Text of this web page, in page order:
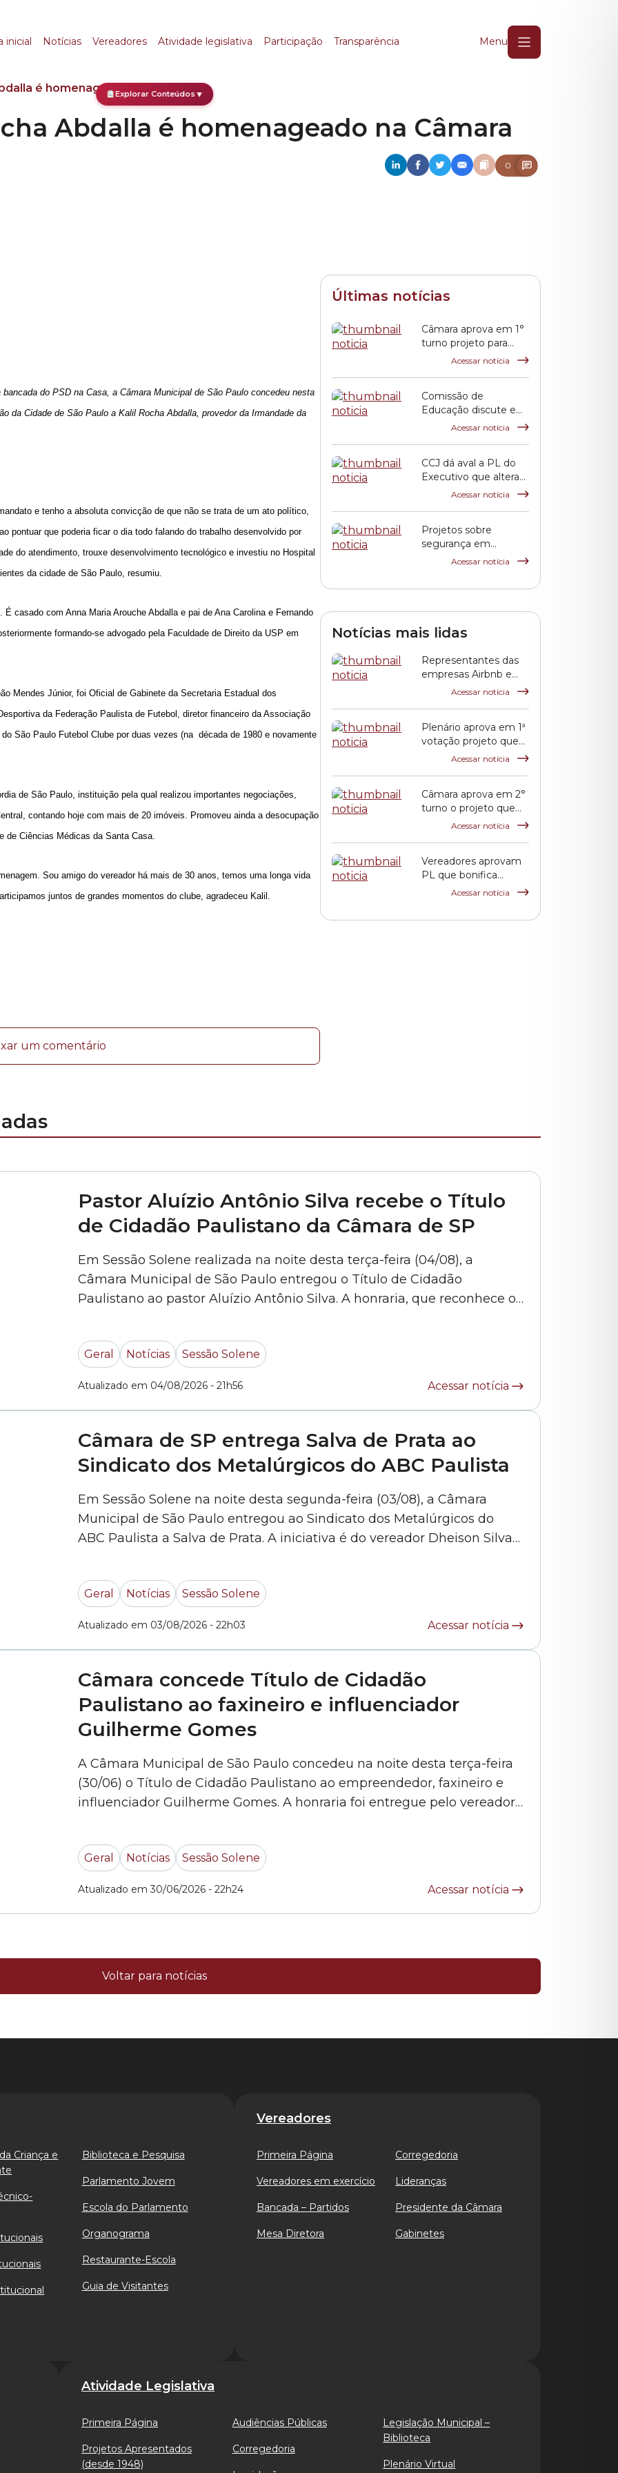
Explorar Conteúdos▼
inicial Notícias Vereadores Atividade legislativa Participação Transparência Menu
é homenageado na Câmara
Abdalla é homenageado na Câmara
0
do PSD na Casa, a Câmara Municipal de São Paulo concedeu nesta
da Cidade de São Paulo a Kalil Rocha Abdalla, provedor da Irmandade da
e tenho a absoluta convicção de que não se trata de um ato político,
pontuar que poderia ficar o dia todo falando do trabalho desenvolvido por
do atendimento, trouxe desenvolvimento tecnológico e investiu no Hospital
da cidade de São Paulo, resumiu.
casado com Anna Maria Arouche Abdalla e pai de Ana Carolina e Fernando
formando-se advogado pela Faculdade de Direito da USP em
Mendes Júnior, foi Oficial de Gabinete da Secretaria Estadual dos
da Federação Paulista de Futebol, diretor financeiro da Associação
São Paulo Futebol Clube por duas vezes (na década de 1980 e novamente
de São Paulo, instituição pela qual realizou importantes negociações,
contando hoje com mais de 20 imóveis. Promoveu ainda a desocupação
de Ciências Médicas da Santa Casa.
Sou amigo do vereador há mais de 30 anos, temos uma longa vida
juntos de grandes momentos do clube, agradeceu Kalil.
um comentário
Últimas notícias
Câmara aprova em 1°
turno projeto para
incentivar pagamento
Acessar notícia
Comissão de
Educação discute em
audiência prestação
Acessar notícia
CCJ dá aval a PL do
Executivo que altera
índice de reajuste para
Acessar notícia
Projetos sobre
segurança em
eventos públicos e
na Comissão de
Finanças
Acessar notícia
Notícias mais lidas
Representantes das
empresas Airbnb e
QuintoAndar prestam
Acessar notícia
Plenário aprova em 1ª
votação projeto que
propõe reajuste
Acessar notícia
Câmara aprova em 2°
turno o projeto que
reajusta o salário dos
Acessar notícia
Vereadores aprovam
PL que bonifica
funcionários das
Acessar notícia
Pastor Aluízio Antônio Silva recebe o Título
de Cidadão Paulistano da Câmara de SP
Em Sessão Solene realizada na noite desta terça-feira (04/08), a
Câmara Municipal de São Paulo entregou o Título de Cidadão
Paulistano ao pastor Aluízio Antônio Silva. A honraria, que reconhece os
municípios, foi proposta pelo vereador Carlos Bezerra Jr. (PSD). “Ele tem
uma história de... »
Geral Notícias Sessão Solene
Atualizado em 04/08/2026 - 21h56 Acessar notícia
Câmara de SP entrega Salva de Prata ao
Sindicato dos Metalúrgicos do ABC Paulista
Em Sessão Solene na noite desta segunda-feira (03/08), a Câmara
Municipal de São Paulo entregou ao Sindicato dos Metalúrgicos do
ABC Paulista a Salva de Prata. A iniciativa é do vereador Dheison Silva
Geral Notícias Sessão Solene
Atualizado em 03/08/2026 - 22h03 Acessar notícia
Câmara concede Título de Cidadão
Paulistano ao faxineiro e influenciador
Guilherme Gomes
A Câmara Municipal de São Paulo concedeu na noite desta terça-feira
(30/06) o Título de Cidadão Paulistano ao empreendedor, faxineiro e
influenciador Guilherme Gomes. A honraria foi entregue pelo vereador
cidade de São Paulo têm a oportunidade de homenagear pessoas com
o Título de Cidadão... »
Geral Notícias Sessão Solene
Atualizado em 30/06/2026 - 22h24 Acessar notícia
Voltar para notícias
Criança e
Biblioteca e Pesquisa
Parlamento Jovem
Escola do Parlamento
Organograma
Restaurante-Escola
Guia de Visitantes
Vereadores
Primeira Página
Vereadores em exercício
Bancada – Partidos
Mesa Diretora
Corregedoria
Lideranças
Presidente da Câmara
Gabinetes
Atividade Legislativa
Primeira Página
Projetos Apresentados
(desde 1948)
Audiências Públicas
Corregedoria
Legislação Municipal –
Biblioteca
Plenário Virtual